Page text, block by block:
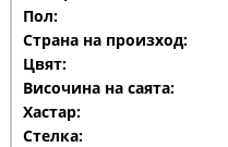
Пол:
Страна на произход:
Цвят:
Височина на саята:
Хастар:
Стелка: